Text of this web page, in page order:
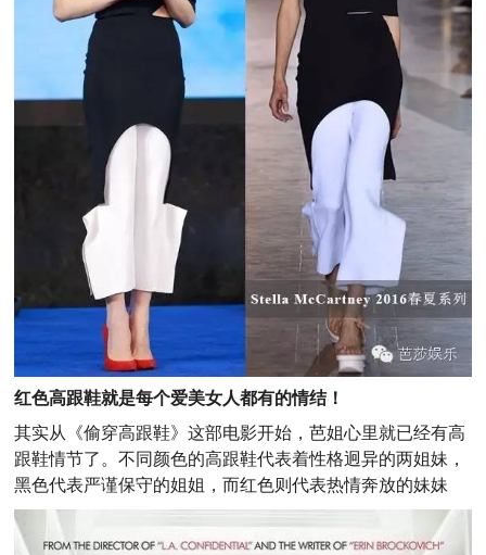
红色高跟鞋就是每个爱美女人都有的情结！
其实从
《偷穿高跟鞋》这部电影开始，芭姐心里就已经有高
跟鞋情节了。不同颜色的高跟鞋代表着性格迥异的两姐妹，
黑色代表严谨保守的姐姐，而红色则代表热情奔放的妹妹